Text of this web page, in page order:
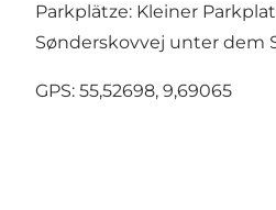
Parkplätze: Kleiner
Sønderskovvej unter dem
GPS: 55,52698, 9,69065